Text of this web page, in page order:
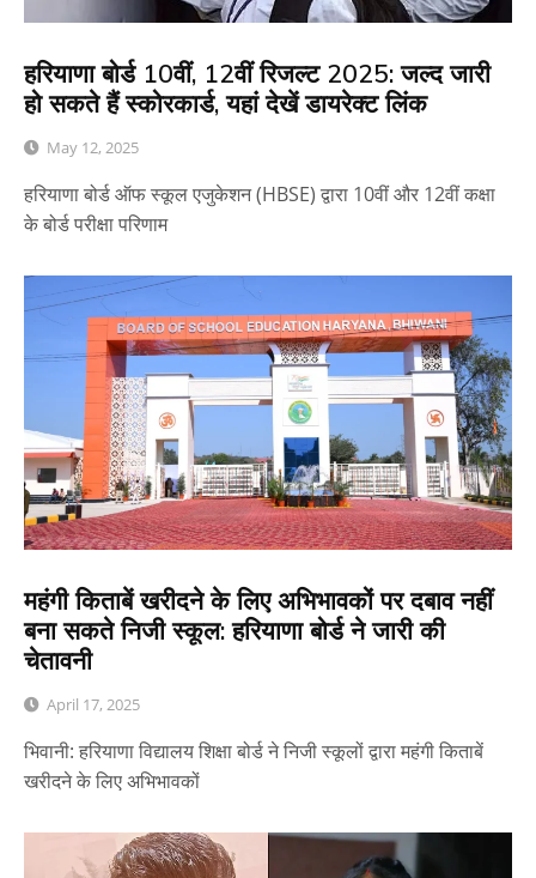
हरियाणा बोर्ड 10वीं, 12वीं रिजल्ट 2025: जल्द जारी
हो सकते हैं स्कोरकार्ड, यहां देखें डायरेक्ट लिंक
May 12, 2025
हरियाणा बोर्ड ऑफ स्कूल एजुकेशन (HBSE) द्वारा 10वीं और 12वीं कक्षा
के बोर्ड परीक्षा परिणाम
महंगी किताबें खरीदने के लिए अभिभावकों पर दबाव नहीं
बना सकते निजी स्कूल: हरियाणा बोर्ड ने जारी की
चेतावनी
April 17, 2025
भिवानी: हरियाणा विद्यालय शिक्षा बोर्ड ने निजी स्कूलों द्वारा महंगी किताबें
खरीदने के लिए अभिभावकों